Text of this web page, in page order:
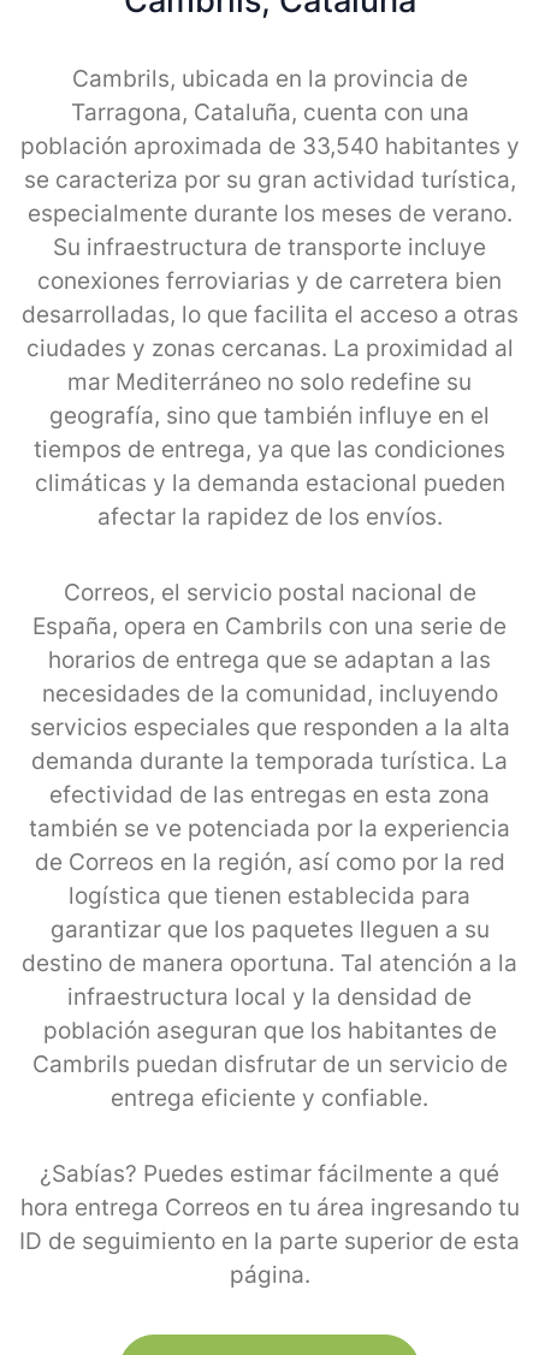
Cambrils, ubicada en la provincia de
Tarragona, Cataluña, cuenta con una
población aproximada de 33,540 habitantes y
se caracteriza por su gran actividad turística,
especialmente durante los meses de verano.
Su infraestructura de transporte incluye
conexiones ferroviarias y de carretera bien
desarrolladas, lo que facilita el acceso a otras
ciudades y zonas cercanas. La proximidad al
mar Mediterráneo no solo redefine su
geografía, sino que también influye en el
tiempos de entrega, ya que las condiciones
climáticas y la demanda estacional pueden
afectar la rapidez de los envíos.
Correos, el servicio postal nacional de
España, opera en Cambrils con una serie de
horarios de entrega que se adaptan a las
necesidades de la comunidad, incluyendo
servicios especiales que responden a la alta
demanda durante la temporada turística. La
efectividad de las entregas en esta zona
también se ve potenciada por la experiencia
de Correos en la región, así como por la red
logística que tienen establecida para
garantizar que los paquetes lleguen a su
destino de manera oportuna. Tal atención a la
infraestructura local y la densidad de
población aseguran que los habitantes de
Cambrils puedan disfrutar de un servicio de
entrega eficiente y confiable.
¿Sabías? Puedes estimar fácilmente a qué
hora entrega Correos en tu área ingresando tu
ID de seguimiento en la parte superior de esta
página.